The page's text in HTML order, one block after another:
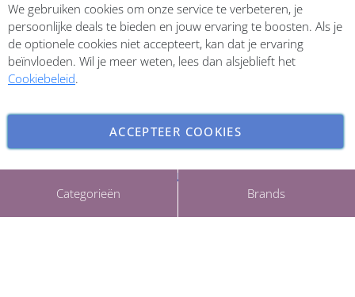
Categorieën Brands
Inschrijven
Copyright © 2026 ParfumCenter.nl. All rights reserved.
We gebruiken cookies om onze service te verbeteren, je
persoonlijke deals te bieden en jouw ervaring te boosten. Als je
de optionele cookies niet accepteert, kan dat je ervaring
beïnvloeden. Wil je meer weten, lees dan alsjeblieft het
Cookiebeleid.
ACCEPTEER COOKIES
INSTELLINGEN AANPASSEN